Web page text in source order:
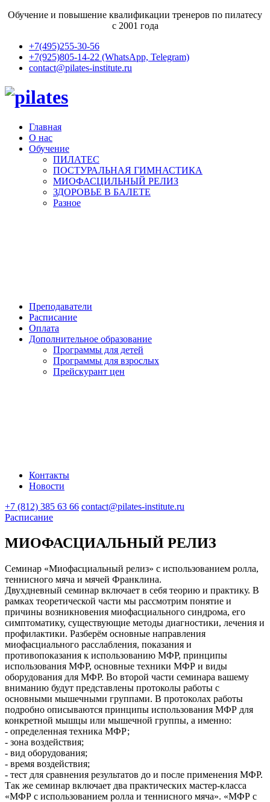
Обучение и повышение квалификации тренеров по пилатесу
с 2001 года
+7(495)255-30-56
+7(925)805-14-22 (WhatsApp, Telegram)
contact@pilates-institute.ru
Главная
О нас
Обучение
ПИЛАТЕС
ПОСТУРАЛЬНАЯ ГИМНАСТИКА
МИОФАСЦИЛЬНЫЙ РЕЛИЗ
ЗДОРОВЬЕ В БАЛЕТЕ
Разное
Преподаватели
Расписание
Оплата
Дополнительное образование
Программы для детей
Программы для взрослых
Прейскурант цен
Контакты
Новости
+7 (812) 385 63 66 contact@pilates-institute.ru
Расписание
МИОФАСЦИАЛЬНЫЙ РЕЛИЗ
Семинар «Миофасциальный релиз» с использованием ролла,
теннисного мяча и мячей Франклина.
Двухдневный семинар включает в себя теорию и практику. В
рамках теоретической части мы рассмотрим понятие и
причины возникновения миофасциального синдрома, его
симптоматику, существующие методы диагностики, лечения и
профилактики. Разберём основные направления
миофасциального расслабления, показания и
противопоказания к использованию МФР, принципы
использования МФР, основные техники МФР и виды
оборудования для МФР. Во второй части семинара вашему
вниманию будут представлены протоколы работы с
основными мышечными группами. В протоколах работы
подробно описываются принципы использования МФР для
конкретной мышцы или мышечной группы, а именно:
- определенная техника МФР;
- зона воздействия;
- вид оборудования;
- время воздействия;
- тест для сравнения результатов до и после применения МФР.
Так же семинар включает два практических мастер-класса
«МФР с использованием ролла и теннисного мяча». «МФР с